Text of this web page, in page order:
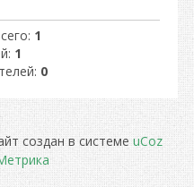
1
1
0
создан в системеuCoz